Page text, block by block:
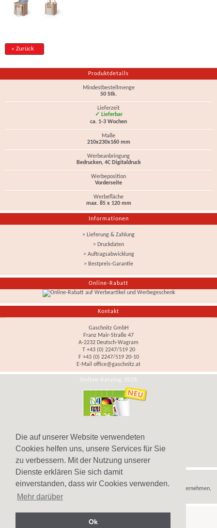
Die auf unserer Website verwendeten
Cookies helfen uns, unsere Services für Sie
zu verbessern. Mit der Nutzung unserer
Dienste erklären Sie sich damit
einverstanden, dass wir Cookies verwenden.
Mehr darüber
Ok
« Zurück
Produktdetails
Mindestbestellmenge
50 Stk.
Lieferzeit
✓ Lieferbar
ca. 1-3 Wochen
Maße
210x230x160 mm
Werbeanbringung
Bedrucken, 4C Digitaldruck
Werbeposition
Vorderseite
Werbefläche
max. 85 x 120 mm
Informationen
> Lieferung & Zahlung
> Druckdaten
> Auftragsabwicklung
> Bestpreis-Garantie
Online-Rabatt
Kontakt
Gaschnitz GmbH
Franz Mair-Straße 47
A-2232 Deutsch-Wagram
T +43 (0) 2247/519 20
F +43 (0) 2247/519 20-10
E-Mail office@gaschnitz.at
Online-Katalog 2026
Hinweis
Werbeartikel
nur an Unternehmen,